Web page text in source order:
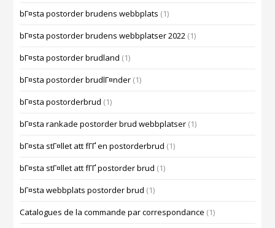
bГ¤sta postorder brudens webbplats (1)
bГ¤sta postorder brudens webbplatser 2022 (1)
bГ¤sta postorder brudland (1)
bГ¤sta postorder brudlГ¤nder (1)
bГ¤sta postorderbrud (1)
bГ¤sta rankade postorder brud webbplatser (1)
bГ¤sta stГ¤llet att fГҐ en postorderbrud (1)
bГ¤sta stГ¤llet att fГҐ postorder brud (1)
bГ¤sta webbplats postorder brud (1)
Catalogues de la commande par correspondance (1)